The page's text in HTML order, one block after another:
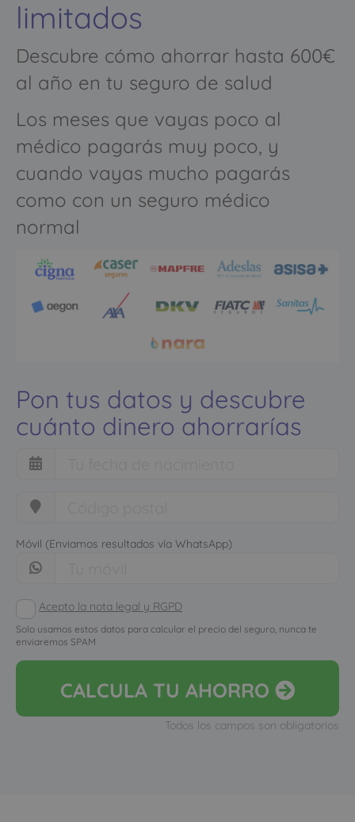
limitados
Descubre cómo ahorrar hasta 600€
al año en tu seguro de salud
Los meses que vayas poco al
médico pagarás muy poco, y
cuando vayas mucho pagarás
como con un seguro médico
normal
Pon tus datos y descubre
cuánto dinero ahorrarías
Móvil (Enviamos resultados vía WhatsApp)
Acepto la nota legal y RGPD
Solo usamos estos datos para calcular el precio del seguro, nunca te
enviaremos SPAM
CALCULA TU AHORRO
Todos los campos son obligatorios